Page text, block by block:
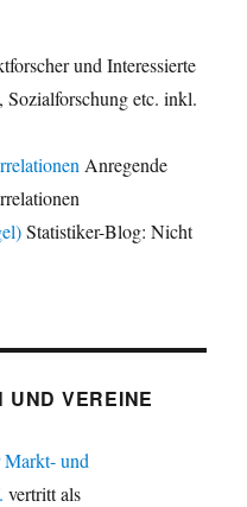
und Interessierte
Sozialforschung etc. inkl.
Anregende
Statistiker-Blog: Nicht
UND VEREINE
und
vertritt als